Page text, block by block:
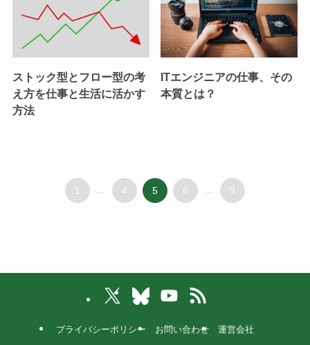
ストック型とフロー型の考
え方を仕事と生活に活かす
方法
ITエンジニアの仕事、その
本質とは？
1 ... 4 5 6 ... 9
プライバシーポリシー お問い合わせ 運営会社